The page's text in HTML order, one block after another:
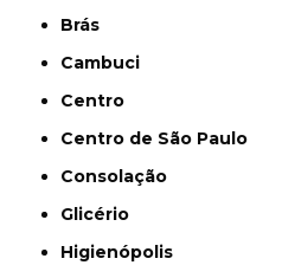
Brás
Cambuci
Centro
Centro de São Paulo
Consolação
Glicério
Higienópolis